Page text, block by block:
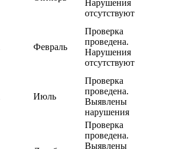
Нарушения
отсутствуют
Февраль
Проверка
проведена.
Нарушения
отсутствуют
Июль
Проверка
проведена.
Выявлены
нарушения
Проверка
проведена.
Выявлены